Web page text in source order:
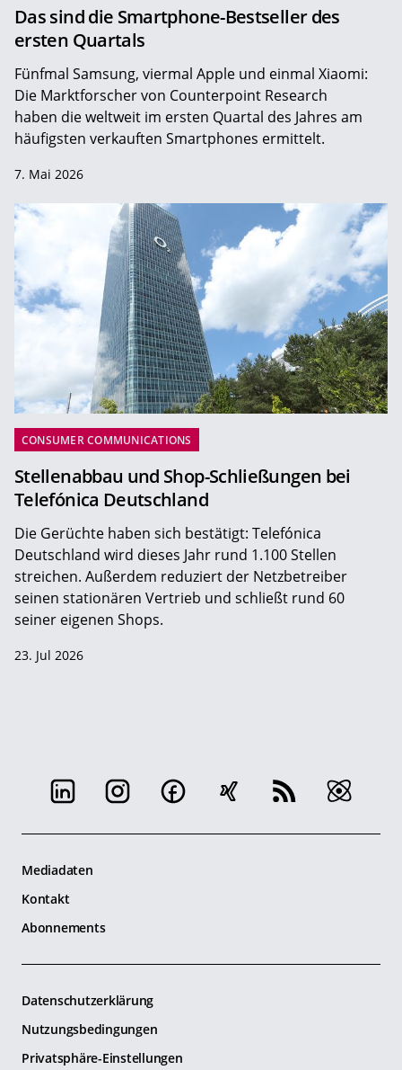
Das sind die Smartphone-Bestseller des
ersten Quartals
Fünfmal Samsung, viermal Apple und einmal Xiaomi:
Die Marktforscher von Counterpoint Research
haben die weltweit im ersten Quartal des Jahres am
häufigsten verkauften Smartphones ermittelt.
7. Mai 2026
CONSUMER COMMUNICATIONS
Stellenabbau und Shop-Schließungen bei
Telefónica Deutschland
Die Gerüchte haben sich bestätigt: Telefónica
Deutschland wird dieses Jahr rund 1.100 Stellen
streichen. Außerdem reduziert der Netzbetreiber
seinen stationären Vertrieb und schließt rund 60
seiner eigenen Shops.
23. Jul 2026
Mediadaten
Kontakt
Abonnements
Datenschutzerklärung
Nutzungsbedingungen
Privatsphäre-Einstellungen